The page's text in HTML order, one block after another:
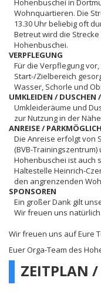
Hohenbuschei in
Wohnquartieren. Die
13.30 Uhr beliebig oft
Betreut wird die
Hohenbuschei.
VERPFLEGUNG
Für die Verpflegung
Start-/Zielbereich
Wasser, Schorle und
UMKLEIDEN / DUSCHEN
Umkleideräume und
zur Nutzung in der
ANREISE /
Die Anreise erfolgt von
(BVB-
Hohenbuschei ist auch
Haltestelle Heinrich-
den angrenzenden
SPONSOREN
Ein großer Dank gilt
Wir freuen uns
Wir freuen uns auf Eure
Euer Orga-Team des
ZEITPLAN /